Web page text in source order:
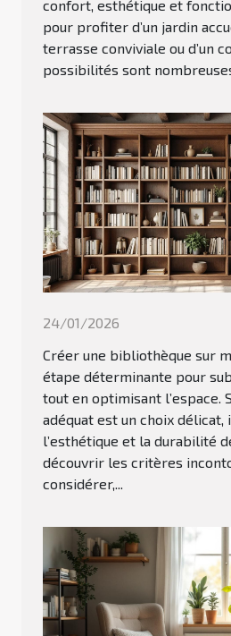
confort, esthétique et
pour profiter d’un jardin
terrasse conviviale ou d’un
possibilités sont
24/01/2026
Créer une bibliothèque sur
étape déterminante pour
tout en optimisant l’espace.
adéquat est un choix délicat,
l’esthétique et la durabilité
découvrir les critères
considérer,...